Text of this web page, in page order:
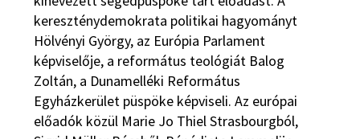
kereszténydemokrata politikai hagyományt
Hölvényi György, az Európia Parlament
képviselője, a református teológiát Balog
Zoltán, a Dunamelléki Református
Egyházkerület püspöke képviseli. Az európai
előadók közül Marie Jo Thiel Strasbourgból,